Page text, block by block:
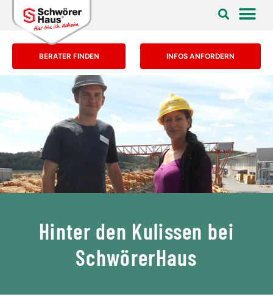
BERATER FINDEN INFOS ANFORDERN
Hinter den Kulissen bei
SchwörerHaus